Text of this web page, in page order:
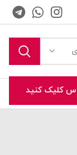
کلیک کنید